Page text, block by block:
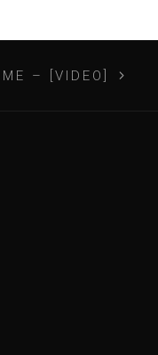
– [VIDEO]